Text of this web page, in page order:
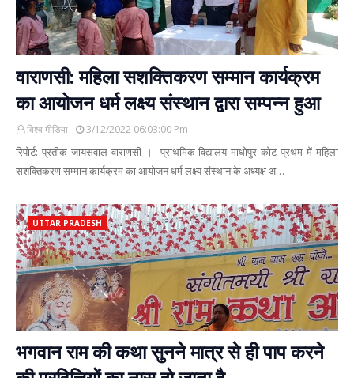
वाराणसी: महिला सशक्तिकरण सम्मान कार्यक्रम
का आयोजन धर्म लक्ष्य संस्थान द्वारा सम्पन्न हुआ
विश्व मीडिया 3/12/2022 06:03:00 Pm
रिपोर्ट: प्रतीक जायसवाल वाराणसी । प्राथमिक विद्यालय माधोपुर कोट प्रथम में महिला
सशक्तिकरण सम्मान कार्यक्रम का आयोजन धर्म लक्ष्य संस्थान के अध्यक्ष अ…
UTTAR PRADESH
भगवान राम की कथा सुनने मात्र से ही पाप करने